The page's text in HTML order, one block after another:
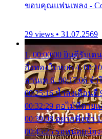
ขอบคุณแฟนเพลง -
29 views • 31.07.2569
1. 00:00:00 ยินดีรับเด
กิ่งทองใบหยก 4.
ลานเท 6. 00:17:06 จ
00:25:16 น้ำลงเดือนยี่
00:32:29 ตอไม้ที่ตายแ
00:39:08 อยากฟังซ้ำ
00:45:25 รอหน่อยน้อ